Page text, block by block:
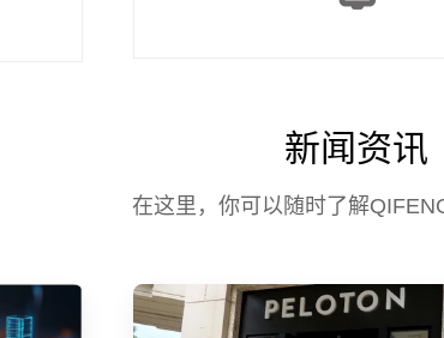
新闻资讯
在这里，你可以随时了解